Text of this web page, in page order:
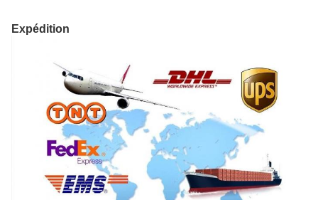
Expédition